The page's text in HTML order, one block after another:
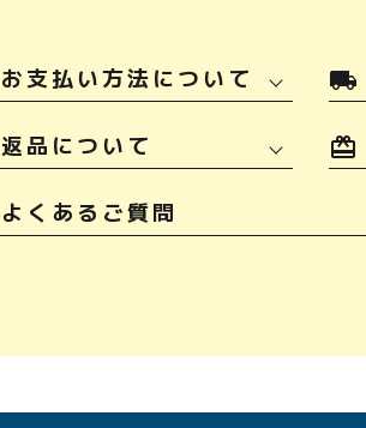
お支払い方法について local_shipping
返品について
よくあるご質問